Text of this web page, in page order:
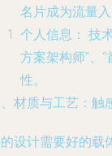
名片成为流量入
个人信息： 技
方案架构师”、
性。
材质与工艺：触
设计需要好的载